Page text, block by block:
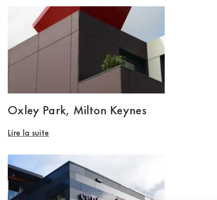
Oxley Park, Milton Keynes
Lire la suite